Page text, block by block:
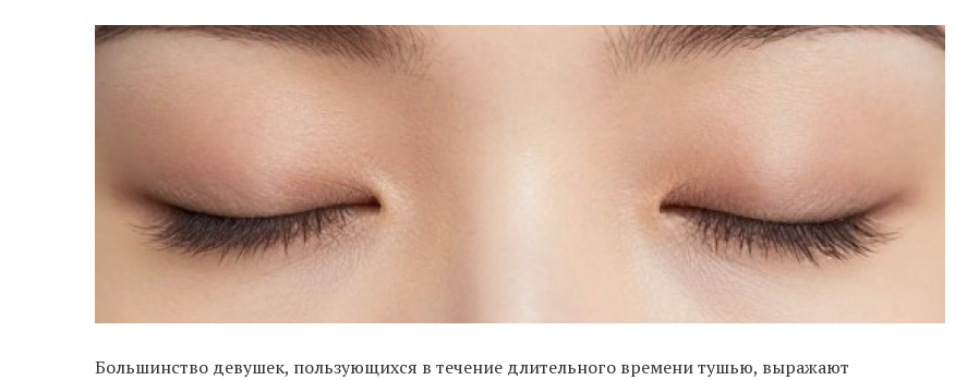
Большинство девушек, пользующихся в течение длительного времени тушью, выражают